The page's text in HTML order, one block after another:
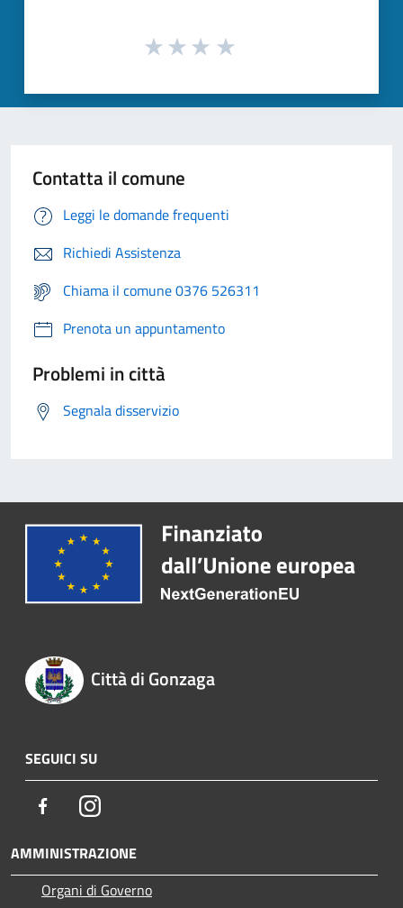
Contatta il comune
Leggi le domande frequenti
Richiedi Assistenza
Chiama il comune 0376 526311
Prenota un appuntamento
Problemi in città
Segnala disservizio
Città di Gonzaga
SEGUICI SU
FacebookInstagram
AMMINISTRAZIONE
Organi di Governo